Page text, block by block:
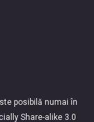
posibilă numai în
Share-alike 3.0